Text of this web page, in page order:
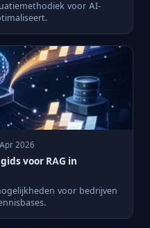
voor AI-
2026
voor RAG in
voor bedrijven